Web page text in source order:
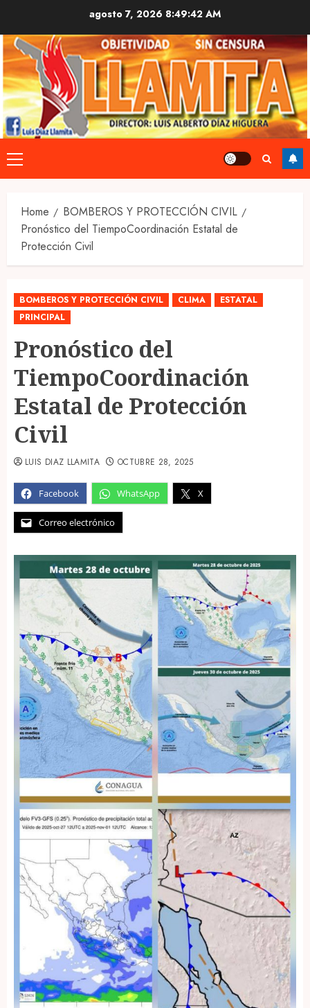
content
agosto 7, 2026 8:49:43 AM
Primary
Menu
Home
BOMBEROS Y PROTECCIÓN CIVIL
Pronóstico del TiempoCoordinación Estatal de
Protección Civil
BOMBEROS Y PROTECCIÓN CIVIL CLIMA
ESTATAL
PRINCIPAL
Pronóstico del
TiempoCoordinación
Estatal de Protección
Civil
Facebook WhatsApp X
Correo electrónico
LUIS DIAZ LLAMITA OCTUBRE 28, 2025